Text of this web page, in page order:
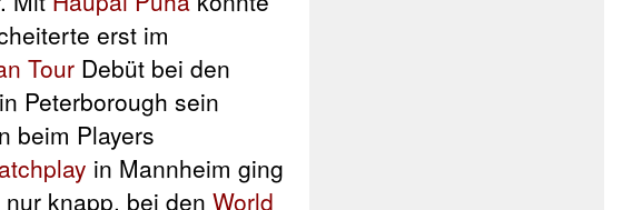
erst im
Tour Debüt bei den
Peterborough sein
beim Players
in Mannheim ging
knapp, bei den World